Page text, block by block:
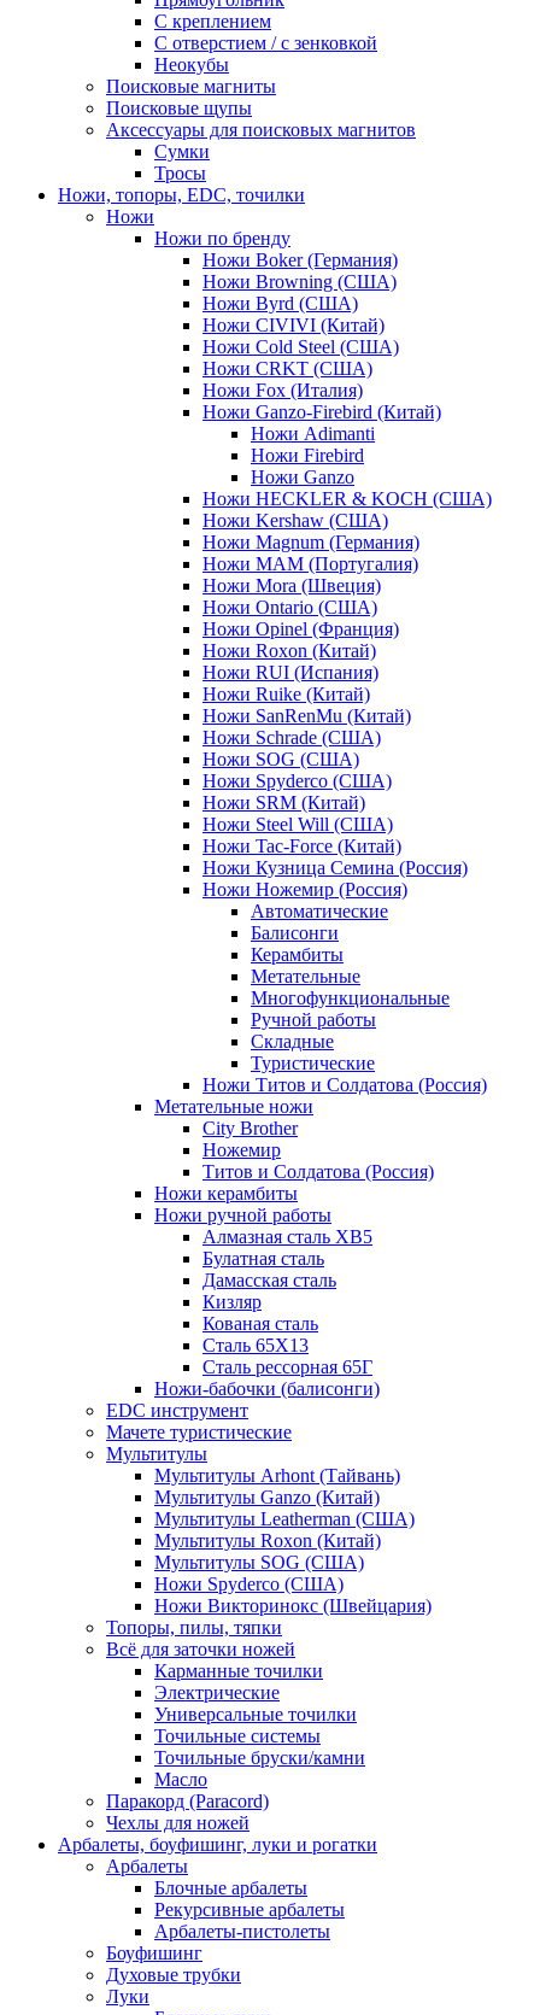
С креплением
С отверстием / с зенковкой
Неокубы
Поисковые магниты
Поисковые щупы
Аксессуары для поисковых магнитов
Сумки
Тросы
Ножи, топоры, EDC, точилки
Ножи
Ножи по бренду
Ножи Boker (Германия)
Ножи Browning (США)
Ножи Byrd (США)
Ножи CIVIVI (Китай)
Ножи Cold Steel (США)
Ножи CRKT (США)
Ножи Fox (Италия)
Ножи Ganzo-Firebird (Китай)
Ножи Adimanti
Ножи Firebird
Ножи Ganzo
Ножи HECKLER & KOCH (США)
Ножи Kershaw (США)
Ножи Magnum (Германия)
Ножи MAM (Португалия)
Ножи Mora (Швеция)
Ножи Ontario (США)
Ножи Opinel (Франция)
Ножи Roxon (Китай)
Ножи RUI (Испания)
Ножи Ruike (Китай)
Ножи SanRenMu (Китай)
Ножи Schrade (США)
Ножи SOG (США)
Ножи Spyderco (США)
Ножи SRM (Китай)
Ножи Steel Will (США)
Ножи Tac-Force (Китай)
Ножи Кузница Семина (Россия)
Ножи Ножемир (Россия)
Автоматические
Балисонги
Керамбиты
Метательные
Многофункциональные
Ручной работы
Складные
Туристические
Ножи Титов и Солдатова (Россия)
Метательные ножи
City Brother
Ножемир
Титов и Солдатова (Россия)
Ножи керамбиты
Ножи ручной работы
Алмазная сталь ХВ5
Булатная сталь
Дамасская сталь
Кизляр
Кованая сталь
Сталь 65Х13
Сталь рессорная 65Г
Ножи-бабочки (балисонги)
EDC инструмент
Мачете туристические
Мультитулы
Мультитулы Arhont (Тайвань)
Мультитулы Ganzo (Китай)
Мультитулы Leatherman (США)
Мультитулы Roxon (Китай)
Мультитулы SOG (США)
Ножи Spyderco (США)
Ножи Викторинокс (Швейцария)
Топоры, пилы, тяпки
Всё для заточки ножей
Карманные точилки
Электрические
Универсальные точилки
Точильные системы
Точильные бруски/камни
Масло
Паракорд (Paracord)
Чехлы для ножей
Арбалеты, боуфишинг, луки и рогатки
Арбалеты
Блочные арбалеты
Рекурсивные арбалеты
Арбалеты-пистолеты
Боуфишинг
Духовые трубки
Луки